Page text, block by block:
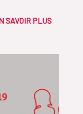
SAVOIR PLUS